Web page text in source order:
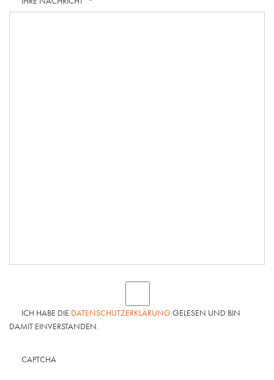
ICH HABE DIE DATENSCHUTZERKLÄRUNG GELESEN UND BIN
DAMIT EINVERSTANDEN.
CAPTCHA